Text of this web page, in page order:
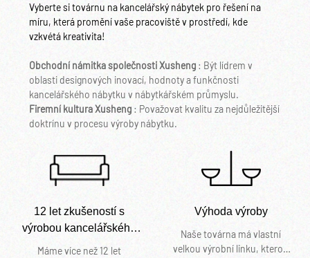
Vyberte si továrnu na kancelářský nábytek pro řešení na
míru, která promění vaše pracoviště v prostředí, kde
vzkvétá kreativita!
Obchodní námitka společnosti Xusheng: Být lídrem v
oblasti designových inovací, hodnoty a funkčnosti
kancelářského nábytku v nábytkářském průmyslu.
Firemní kultura Xusheng: Považovat kvalitu za nejdůležitější
doktrínu v procesu výroby nábytku.
12 let zkušeností s
výrobou kancelářského
nábytku
Máme více než 12 let
Výhoda výroby
Naše továrna má vlastní
velkou výrobní linku, kterou